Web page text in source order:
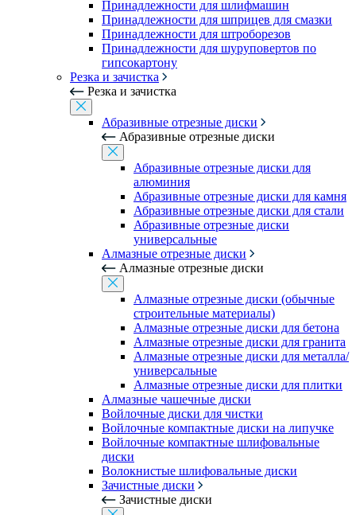
Принадлежности для шлифмашин
Принадлежности для шприцев для смазки
Принадлежности для штроборезов
Принадлежности для шуруповертов по
гипсокартону
Резка и зачистка
Резка и зачистка
Абразивные отрезные диски
Абразивные отрезные диски
Абразивные отрезные диски для
алюминия
Абразивные отрезные диски для камня
Абразивные отрезные диски для стали
Абразивные отрезные диски
универсальные
Алмазные отрезные диски
Алмазные отрезные диски
Алмазные отрезные диски (обычные
строительные материалы)
Алмазные отрезные диски для бетона
Алмазные отрезные диски для гранита
Алмазные отрезные диски для металла/
универсальные
Алмазные отрезные диски для плитки
Алмазные чашечные диски
Войлочные диски для чистки
Войлочные компактные диски на липучке
Войлочные компактные шлифовальные
диски
Волокнистые шлифовальные диски
Зачистные диски
Зачистные диски